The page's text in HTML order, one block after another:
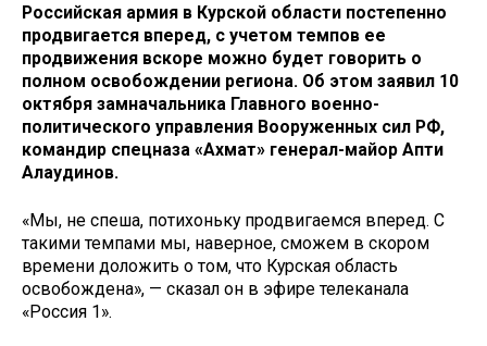
Российская армия в Курской области постепенно
продвигается вперед, с учетом темпов ее
продвижения вскоре можно будет говорить о
полном освобождении региона. Об этом заявил 10
октября замначальника Главного военно-
политического управления Вооруженных сил РФ,
командир спецназа «Ахмат» генерал-майор Апти
Алаудинов.
«Мы, не спеша, потихоньку продвигаемся вперед. С
такими темпами мы, наверное, сможем в скором
времени доложить о том, что Курская область
освобождена», — сказал он в эфире телеканала
«Россия 1».